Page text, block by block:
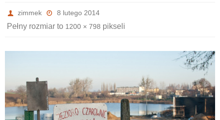
zimmek 8 lutego 2014
Pełny rozmiar to 1200 × 798 pikseli